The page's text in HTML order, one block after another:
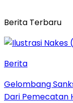
Berita Terbaru
Berita
Gelombang
Dari Pemecatan